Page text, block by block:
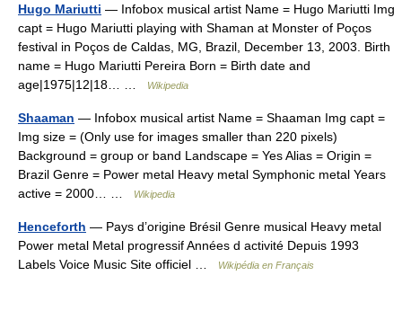
Hugo Mariutti — Infobox musical artist Name = Hugo Mariutti Img
capt = Hugo Mariutti playing with Shaman at Monster of Poços
festival in Poços de Caldas, MG, Brazil, December 13, 2003. Birth
name = Hugo Mariutti Pereira Born = Birth date and
age|1975|12|18… …
Wikipedia
Shaaman — Infobox musical artist Name = Shaaman Img capt =
Img size = (Only use for images smaller than 220 pixels)
Background = group or band Landscape = Yes Alias = Origin =
Brazil Genre = Power metal Heavy metal Symphonic metal Years
active = 2000… …
Wikipedia
Henceforth — Pays d’origine Brésil Genre musical Heavy metal
Power metal Metal progressif Années d activité Depuis 1993
Labels Voice Music Site officiel …
Wikipédia en Français